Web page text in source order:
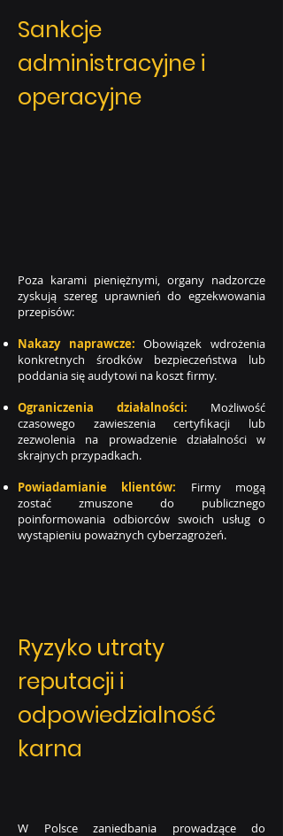
Sankcje
administracyjne i
operacyjne
Poza karami pieniężnymi, organy nadzorcze
zyskują szereg uprawnień do egzekwowania
przepisów:
Nakazy naprawcze:Obowiązek wdrożenia
konkretnych środków bezpieczeństwa lub
poddania się audytowi na koszt firmy.
Ograniczenia działalności: Możliwość
czasowego zawieszenia certyfikacji lub
zezwolenia na prowadzenie działalności w
skrajnych przypadkach.
Powiadamianie klientów: Firmy mogą
zostać zmuszone do publicznego
poinformowania odbiorców swoich usług o
wystąpieniu poważnych cyberzagrożeń.
Ryzyko utraty
reputacji i
odpowiedzialność
karna
W Polsce zaniedbania prowadzące do